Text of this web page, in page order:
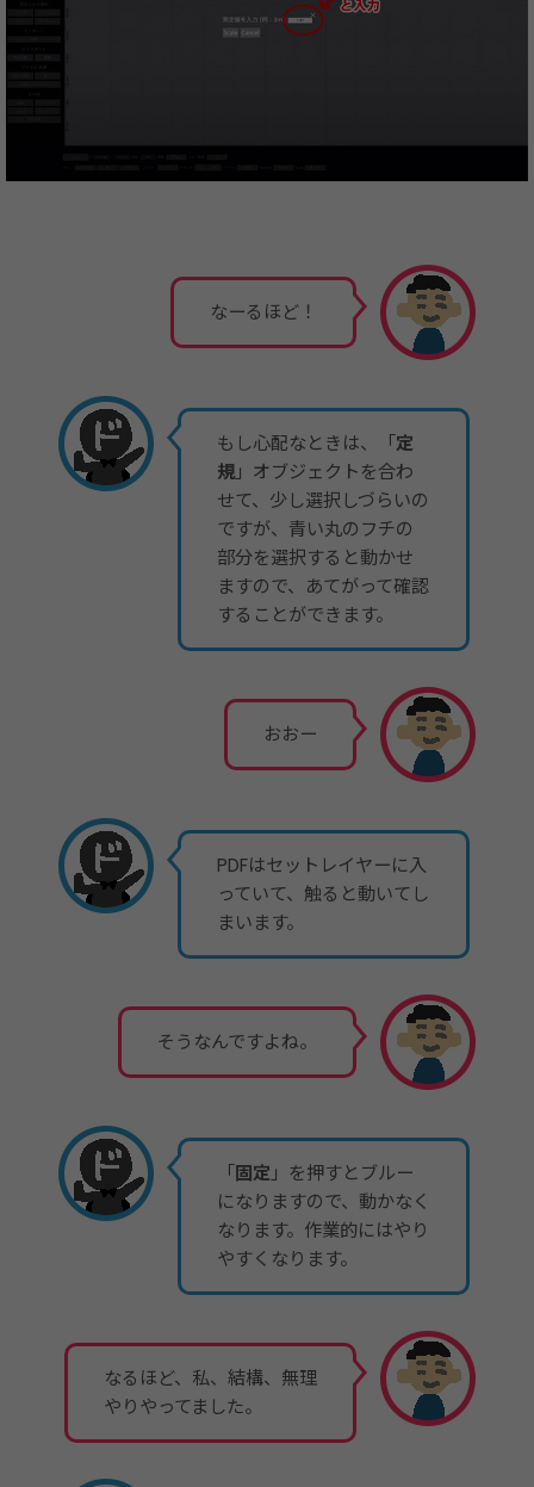
なーるほど！
もし心配なときは、「定
規」オブジェクトを合わ
せて、少し選択しづらいの
ですが、青い丸のフチの
部分を選択すると動かせ
ますので、あてがって確認
することができます。
おおー
PDFはセットレイヤーに入
っていて、触ると動いてし
まいます。
そうなんですよね。
「固定 」を押すとブルー
になりますので、動かなく
なります。作業的にはやり
やすくなります。
なるほど、私、結構、無理
やりやってました。